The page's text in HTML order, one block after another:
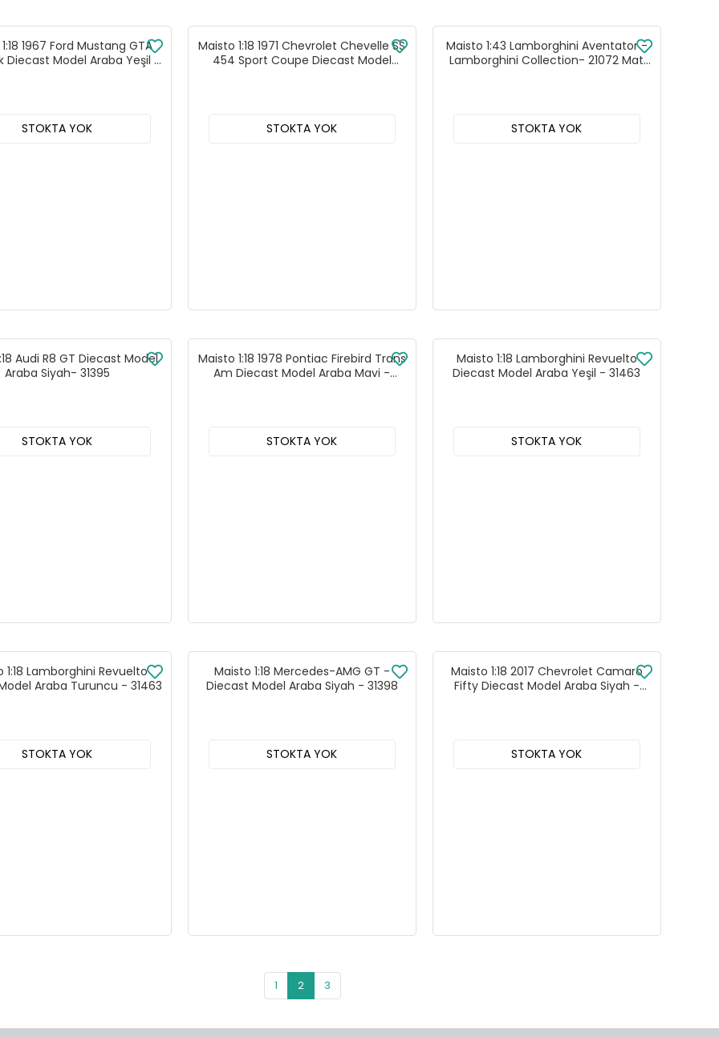
1967 Ford Mustang GTA
Diecast Model Araba Yeşil -
STOKTA YOK
Maisto 1:18 1971 Chevrolet Chevelle SS
454 Sport Coupe Diecast Model
STOKTA YOK
Maisto 1:43 Lamborghini Aventator -
Lamborghini Collection- 21072 Mat
STOKTA YOK
Audi R8 GT Diecast Model
Araba Siyah- 31395
STOKTA YOK
Maisto 1:18 1978 Pontiac Firebird Trans
Am Diecast Model Araba Mavi -
STOKTA YOK
Maisto 1:18 Lamborghini Revuelto
Diecast Model Araba Yeşil - 31463
STOKTA YOK
1:18 Lamborghini Revuelto
Araba Turuncu - 31463
STOKTA YOK
Maisto 1:18 Mercedes-AMG GT -
Diecast Model Araba Siyah - 31398
STOKTA YOK
Maisto 1:18 2017 Chevrolet Camaro
Fifty Diecast Model Araba Siyah -
STOKTA YOK
1 2 3